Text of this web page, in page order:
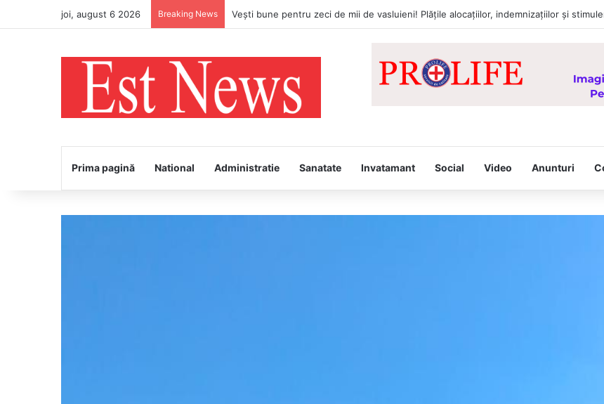
joi, august 6 2026 Breaking News PS Ignatie va întâmpina, joi, la Vaslui, Icoana făcătoare de minuni a Maicii Domnului,
Prima pagină National Administratie Sanatate Invatamant Social Video Anunturi